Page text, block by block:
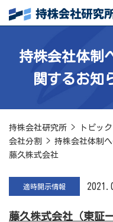
持株会社体制
関するお知
持株会社研究所 > トピッ
会社分割
> 持株会社体制
藤久株式会社
適時開示情報
藤久株式会社（東証